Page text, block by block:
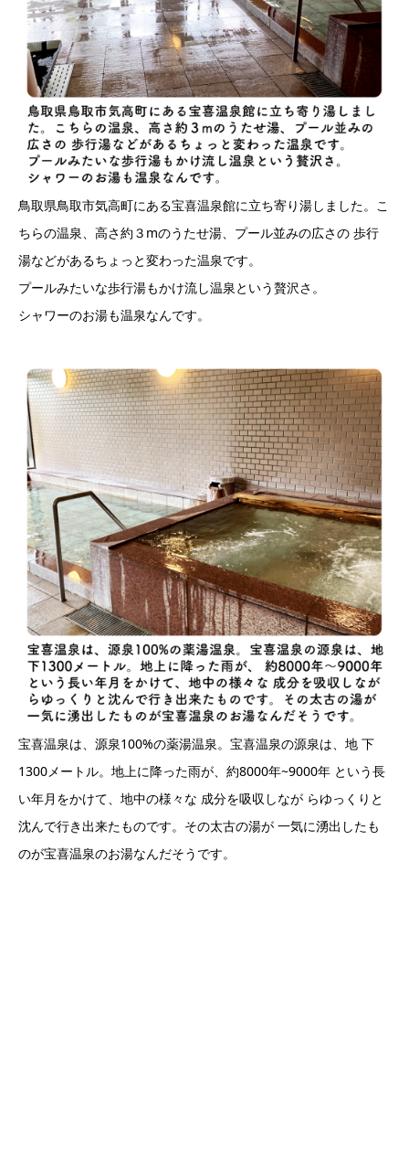
鳥取県鳥取市気高町にある宝喜温泉館に立ち寄り湯しました。こ
ちらの温泉、高さ約３mのうたせ湯、プール並みの広さの 歩行
湯などがあるちょっと変わった温泉です。
プールみたいな歩行湯もかけ流し温泉という贅沢さ。
シャワーのお湯も温泉なんです。
宝喜温泉は、源泉100%の薬湯温泉。宝喜温泉の源泉は、地 下
1300メートル。地上に降った雨が、約8000年~9000年 という長
い年月をかけて、地中の様々な 成分を吸収しなが らゆっくりと
沈んで行き出来たものです。その太古の湯が 一気に湧出したも
のが宝喜温泉のお湯なんだそうです。